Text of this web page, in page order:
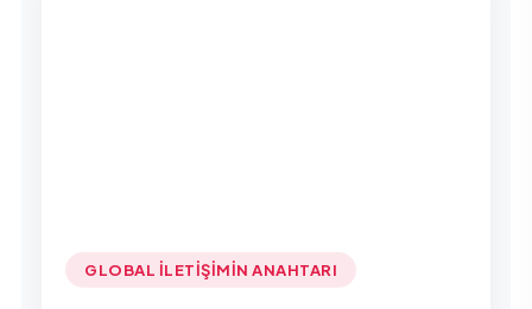
GLOBAL İLETIŞIMIN ANAHTARI